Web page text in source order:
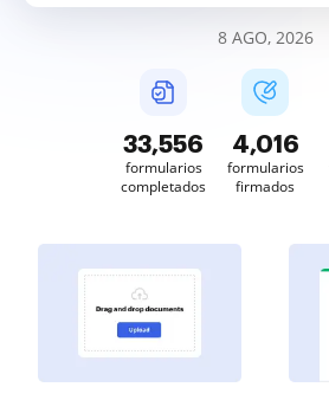
8 AGO, 2026
33,556
formularios
completados
4,016
formularios
firmados